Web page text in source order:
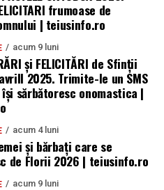
frumoase de
| teiusinfo.ro
acum 9 luni
și FELICITĂRI de Sfinții
2025. Trimite-le un SMS
sărbătoresc onomastica |
acum 4 luni
și bărbați care se
de Florii 2026 | teiusinfo.ro
acum 9 luni